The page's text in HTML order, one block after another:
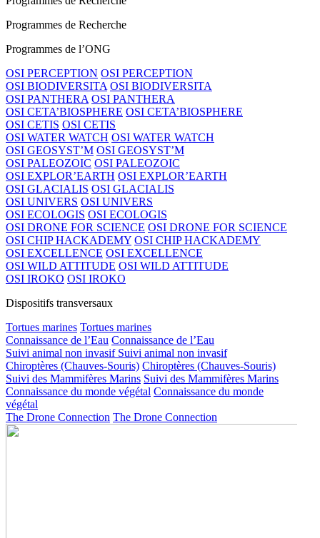
Programmes de Recherche
Programmes de l’ONG
OSI PERCEPTION OSI PERCEPTION
OSI BIODIVERSITA OSI BIODIVERSITA
OSI PANTHERA OSI PANTHERA
OSI CETA’BIOSPHERE OSI CETA’BIOSPHERE
OSI CETIS OSI CETIS
OSI WATER WATCH OSI WATER WATCH
OSI GEOSYST’M OSI GEOSYST’M
OSI PALEOZOIC OSI PALEOZOIC
OSI EXPLOR’EARTH OSI EXPLOR’EARTH
OSI GLACIALIS OSI GLACIALIS
OSI UNIVERS OSI UNIVERS
OSI ECOLOGIS OSI ECOLOGIS
OSI DRONE FOR SCIENCE OSI DRONE FOR SCIENCE
OSI CHIP HACKADEMY OSI CHIP HACKADEMY
OSI EXCELLENCE OSI EXCELLENCE
OSI WILD ATTITUDE OSI WILD ATTITUDE
OSI IROKO OSI IROKO
Dispositifs transversaux
Tortues marines Tortues marines
Connaissance de l’Eau Connaissance de l’Eau
Suivi animal non invasif Suivi animal non invasif
Chiroptères (Chauves-Souris) Chiroptères (Chauves-Souris)
Suivi des Mammifères Marins Suivi des Mammifères Marins
Connaissance du monde végétal Connaissance du monde
végétal
The Drone Connection The Drone Connection